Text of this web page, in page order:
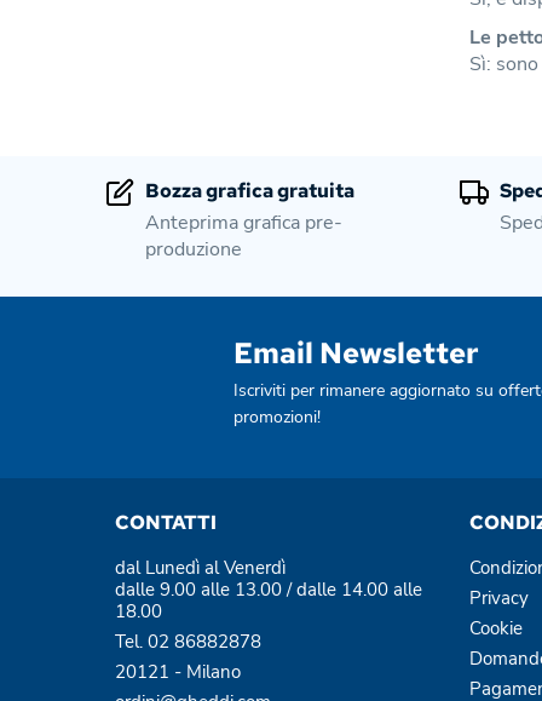
Le
Sì:
Bozza grafica gratuita
Anteprima grafica pre-
produzione
Email Newsletter
Iscriviti per rimanere aggiornato su
promozioni!
CONTATTI
dal Lunedì al Venerdì
dalle 9.00 alle 13.00 / dalle 14.00 alle
18.00
Tel. 02 86882878
20121 - Milano
Privacy
Cookie